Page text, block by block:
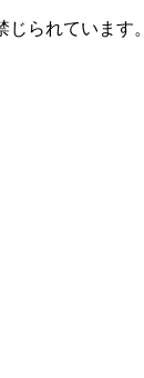
られています。